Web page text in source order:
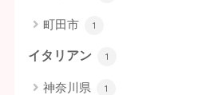
町田市 1
イタリアン 1
神奈川県 1